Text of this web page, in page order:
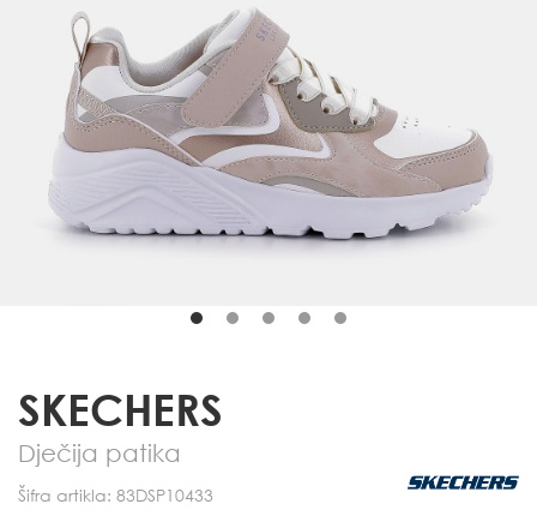
SKECHERS
Dječija patika
Šifra artikla: 83DSP10433